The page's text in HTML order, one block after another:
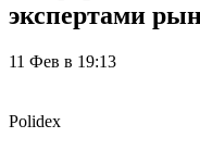
экспертами
11 Фев в 19:13
Polidex